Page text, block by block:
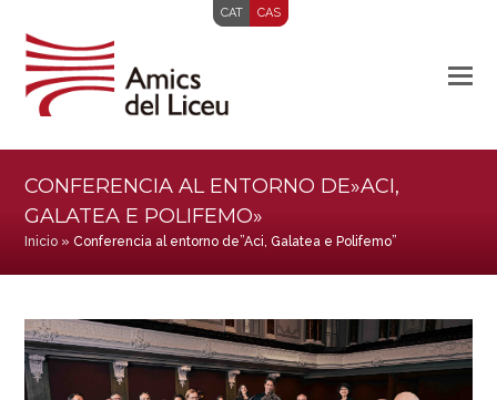
CAT CAS
CONFERENCIA AL ENTORNO DE»ACI,
GALATEA E POLIFEMO»
Inicio »Conferencia al entorno de”Aci, Galatea e Polifemo”